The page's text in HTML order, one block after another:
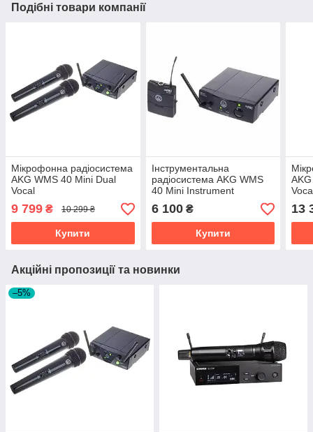
Подібні товари компанії
Мікрофонна радіосистема
AKG WMS 40 Mini Dual
Vocal
9 799 ₴ 10 299 ₴
Купити
Інструментальна
радіосистема AKG WMS
40 Mini Instrument
6 100₴
Купити
13
Акційні пропозиції та новинки
–5%